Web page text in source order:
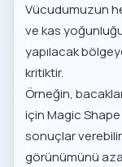
Vücudumuzun
ve kas
yapılacak
kritiktir.
Örneğin,
içinMagic
sonuçlar
görünümünü